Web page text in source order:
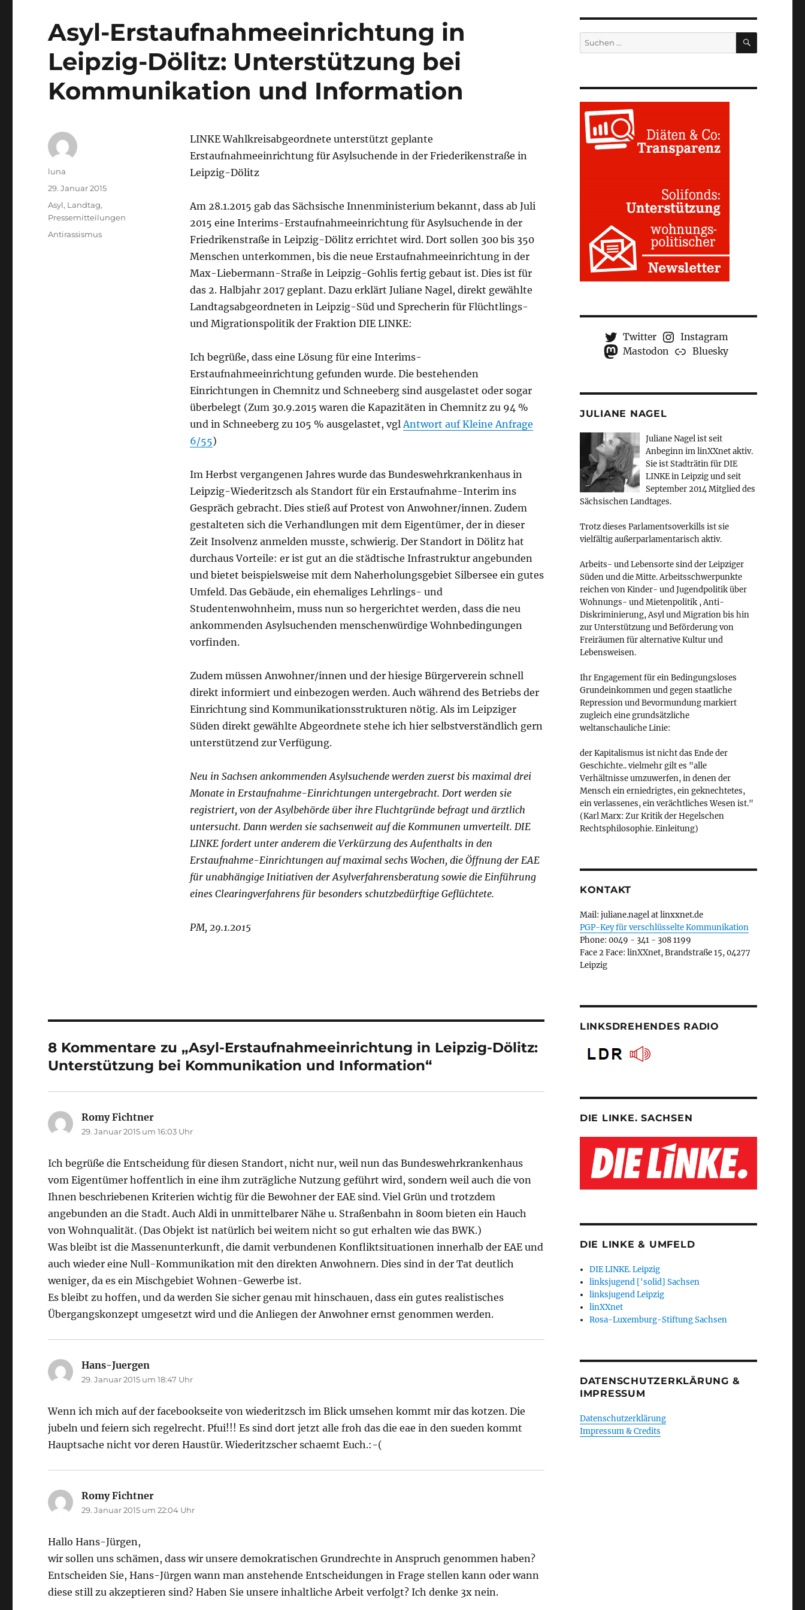
Asyl-Erstaufnahmeeinrichtung in
Leipzig-Dölitz: Unterstützung bei
Kommunikation und Information
LINKE Wahlkreisabgeordnete unterstützt geplante
Erstaufnahmeeinrichtung für Asylsuchende in der Friederikenstraße in
Leipzig-Dölitz
Am 28.1.2015 gab das Sächsische Innenministerium bekannt, dass ab Juli
2015 eine Interims-Erstaufnahmeeinrichtung für Asylsuchende in der
Friedrikenstraße in Leipzig-Dölitz errichtet wird. Dort sollen 300 bis 350
Menschen unterkommen, bis die neue Erstaufnahmeeinrichtung in der
Max-Liebermann-Straße in Leipzig-Gohlis fertig gebaut ist. Dies ist für
das 2. Halbjahr 2017 geplant. Dazu erklärt Juliane Nagel, direkt gewählte
Landtagsabgeordneten in Leipzig-Süd und Sprecherin für Flüchtlings-
und Migrationspolitik der Fraktion DIE LINKE:
Ich begrüße, dass eine Lösung für eine Interims-
Erstaufnahmeeinrichtung gefunden wurde. Die bestehenden
Einrichtungen in Chemnitz und Schneeberg sind ausgelastet oder sogar
überbelegt (Zum 30.9.2015 waren die Kapazitäten in Chemnitz zu 94 %
und in Schneeberg zu 105 % ausgelastet, vgl Antwort auf Kleine Anfrage
6/55)
Im Herbst vergangenen Jahres wurde das Bundeswehrkrankenhaus in
Leipzig-Wiederitzsch als Standort für ein Erstaufnahme-Interim ins
Gespräch gebracht. Dies stieß auf Protest von Anwohner/innen. Zudem
gestalteten sich die Verhandlungen mit dem Eigentümer, der in dieser
Zeit Insolvenz anmelden musste, schwierig. Der Standort in Dölitz hat
durchaus Vorteile: er ist gut an die städtische Infrastruktur angebunden
und bietet beispielsweise mit dem Naherholungsgebiet Silbersee ein gutes
Umfeld. Das Gebäude, ein ehemaliges Lehrlings- und
Studentenwohnheim, muss nun so hergerichtet werden, dass die neu
ankommenden Asylsuchenden menschenwürdige Wohnbedingungen
vorfinden.
Zudem müssen Anwohner/innen und der hiesige Bürgerverein schnell
direkt informiert und einbezogen werden. Auch während des Betriebs der
Einrichtung sind Kommunikationsstrukturen nötig. Als im Leipziger
Süden direkt gewählte Abgeordnete stehe ich hier selbstverständlich gern
unterstützend zur Verfügung.
Neu in Sachsen ankommenden Asylsuchende werden zuerst bis maximal drei
Monate in Erstaufnahme-Einrichtungen untergebracht. Dort werden sie
registriert, von der Asylbehörde über ihre Fluchtgründe befragt und ärztlich
untersucht. Dann werden sie sachsenweit auf die Kommunen umverteilt. DIE
LINKE fordert unter anderem die Verkürzung des Aufenthalts in den
Erstaufnahme-Einrichtungen auf maximal sechs Wochen, die Öffnung der EAE
für unabhängige Initiativen der Asylverfahrensberatung sowie die Einführung
eines Clearingverfahrens für besonders schutzbedürftige Geflüchtete.
PM, 29.1.2015
Autor
luna
Veröffentlicht
29. Januar 2015
Kategorien
Asyl, Landtag,
Pressemitteilungen
Schlagwörter
Antirassismus
8 Kommentare zu „Asyl-Erstaufnahmeeinrichtung in Leipzig-Dölitz:
Unterstützung bei Kommunikation und Information“
Romy Fichtner
29. Januar 2015 um 16:03 Uhr
Ich begrüße die Entscheidung für diesen Standort, nicht nur, weil nun das Bundeswehrkrankenhaus
vom Eigentümer hoffentlich in eine ihm zuträgliche Nutzung geführt wird, sondern weil auch die von
Ihnen beschriebenen Kriterien wichtig für die Bewohner der EAE sind. Viel Grün und trotzdem
angebunden an die Stadt. Auch Aldi in unmittelbarer Nähe u. Straßenbahn in 800m bieten ein Hauch
von Wohnqualität. (Das Objekt ist natürlich bei weitem nicht so gut erhalten wie das BWK.)
Was bleibt ist die Massenunterkunft, die damit verbundenen Konfliktsituationen innerhalb der EAE und
auch wieder eine Null-Kommunikation mit den direkten Anwohnern. Dies sind in der Tat deutlich
weniger, da es ein Mischgebiet Wohnen-Gewerbe ist.
Es bleibt zu hoffen, und da werden Sie sicher genau mit hinschauen, dass ein gutes realistisches
Übergangskonzept umgesetzt wird und die Anliegen der Anwohner ernst genommen werden.
Hans-Juergen
29. Januar 2015 um 18:47 Uhr
Wenn ich mich auf der facebookseite von wiederitzsch im Blick umsehen kommt mir das kotzen. Die
jubeln und feiern sich regelrecht. Pfui!!! Es sind dort jetzt alle froh das die eae in den sueden kommt
Hauptsache nicht vor deren Haustür. Wiederitzscher schaemt Euch.:-(
Romy Fichtner
29. Januar 2015 um 22:04 Uhr
Hallo Hans-Jürgen,
wir sollen uns schämen, dass wir unsere demokratischen Grundrechte in Anspruch genommen haben?
Entscheiden Sie, Hans-Jürgen wann man anstehende Entscheidungen in Frage stellen kann oder wann
diese still zu akzeptieren sind? Haben Sie unsere inhaltliche Arbeit verfolgt? Ich denke 3x nein.
Suchen
nach:
SUCHEN
Twitter
Instagram
Mastodon
Bluesky
JULIANE NAGEL
Juliane Nagel ist seit
Anbeginnim linXXnet aktiv.
Sie ist Stadträtin für DIE
LINKE in Leipzig und seit
September 2014 Mitglied des
Sächsischen Landtages.
Trotz dieses Parlamentsoverkills ist sie
vielfältig außerparlamentarisch aktiv.
Arbeits- und Lebensorte sind der Leipziger
Süden und die Mitte. Arbeitsschwerpunkte
reichen von Kinder- und Jugendpolitik über
Wohnungs- und Mietenpolitik , Anti-
Diskriminierung, Asyl und Migration bis hin
zur Unterstützung und Beförderung von
Freiräumen für alternative Kultur und
Lebensweisen.
Ihr Engagement für ein Bedingungsloses
Grundeinkommen und gegen staatliche
Repression und Bevormundung markiert
zugleich eine grundsätzliche
weltanschauliche Linie:
der Kapitalismus ist nicht das Ende der
Geschichte.. vielmehr gilt es "alle
Verhältnisse umzuwerfen, in denen der
Mensch ein erniedrigtes, ein geknechtetes,
ein verlassenes, ein verächtliches Wesen ist."
(Karl Marx: Zur Kritik der Hegelschen
Rechtsphilosophie. Einleitung)
KONTAKT
Mail: juliane.nagel at linxxnet.de
PGP-Key für verschlüsselte Kommunikation
Phone: 0049 - 341 - 308 1199
Face 2 Face: linXXnet, Brandstraße 15, 04277
Leipzig
LINKSDREHENDES RADIO
DIE LINKE. SACHSEN
DIE LINKE & UMFELD
DIE LINKE. Leipzig
linksjugend ['solid] Sachsen
linksjugend Leipzig
linXXnet
Rosa-Luxemburg-Stiftung Sachsen
DATENSCHUTZERKLÄRUNG &
IMPRESSUM
Datenschutzerklärung
Impressum & Credits